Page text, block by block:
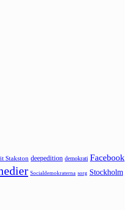
Stakston deepedition demokrati Facebook
Socialdemokraterna sorg Stockholm